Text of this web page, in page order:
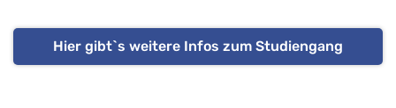
Hier gibt`s weitere Infos zum Studiengang